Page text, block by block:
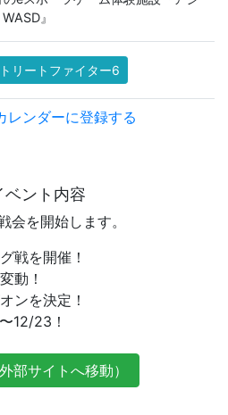
WASD』
リートファイター6
レンダーに登録する
ベント内容
会を開始します。
戦を開催！
動！
ンを決定！
12/23！
部サイトへ移動）